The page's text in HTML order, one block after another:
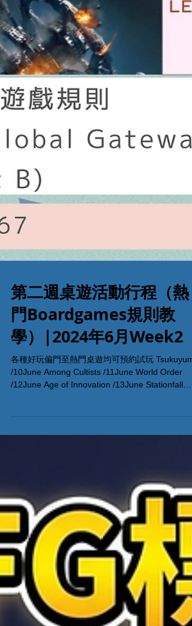
第二週桌遊活動行程（熱
門Boardgames規則教
/10June Among Cultists /11June World Order
Global Gateway Tower 16樓11室 (荔枝角MTR
B)